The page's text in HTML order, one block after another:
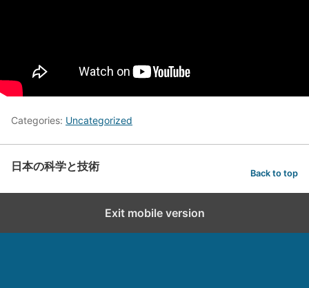
Categories: Uncategorized
日本の科学と技術 Back to top
Exit mobile version